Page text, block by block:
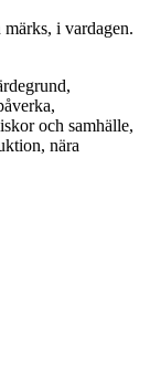
i vardagen.
och samhälle,
nära